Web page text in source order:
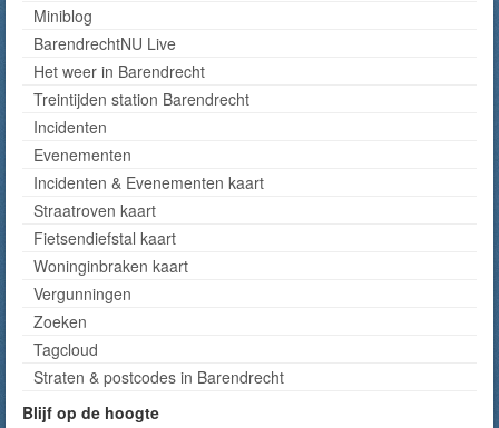
Miniblog
BarendrechtNU Live
Het weer in Barendrecht
Treintijden station Barendrecht
Incidenten
Evenementen
Incidenten & Evenementen kaart
Straatroven kaart
Fietsendiefstal kaart
Woninginbraken kaart
Vergunningen
Zoeken
Tagcloud
Straten & postcodes in Barendrecht
Blijf op de hoogte